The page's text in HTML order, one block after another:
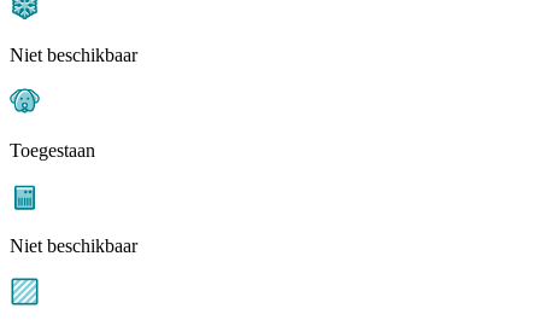
Niet beschikbaar
Toegestaan
Niet beschikbaar